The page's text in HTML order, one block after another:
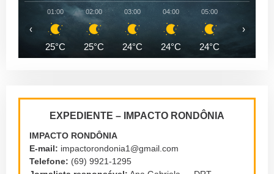
01:00
25°C
02:00
25°C
03:00
24°C
04:00
24°C
05:00
24°C
‹ ›
EXPEDIENTE – IMPACTO RONDÔNIA
IMPACTO RONDÔNIA
E-mail: impactorondonia1@gmail.com
Telefone: (69) 9921-1295